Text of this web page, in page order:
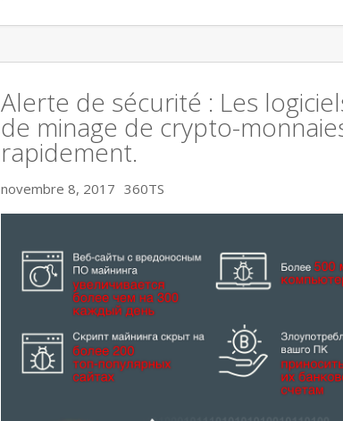
Alerte de sécurité : Les
de minage de crypto-
rapidement.
novembre 8, 2017 360TS